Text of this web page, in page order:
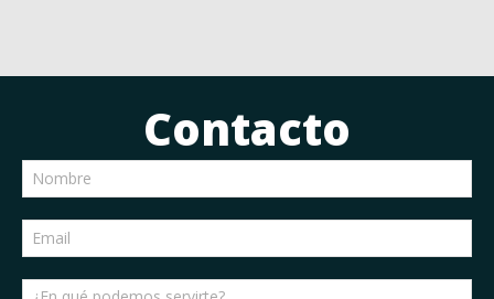
Contacto